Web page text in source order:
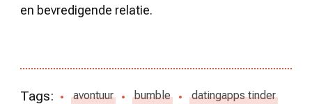
en bevredigende relatie.
Tags: avontuur bumble datingapps tinder